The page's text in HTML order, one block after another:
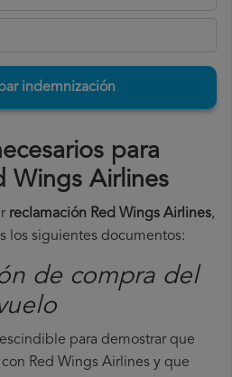
indemnización
para
Wings Airlines
reclamación Red Wings Airlines,
los siguientes documentos:
de compra del
para demostrar que
Red Wings Airlines y que